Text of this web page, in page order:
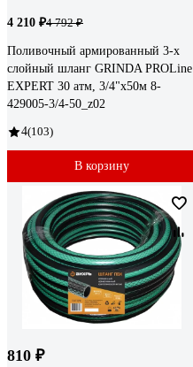
4 210 ₽4 792 ₽
Поливочный армированный 3-х
слойный шланг GRINDA PROLine
EXPERT 30 атм, 3/4"х50м 8-
429005-3/4-50_z02
4(103)
В корзину
810 ₽